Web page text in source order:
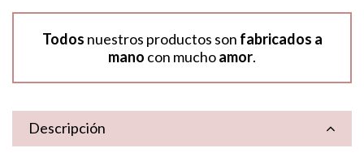
Todos nuestros productos son fabricados a
mano con muchoamor.
Descripción